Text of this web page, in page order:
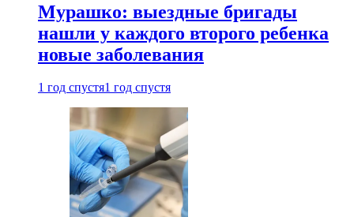
Мурашко: выездные бригады
нашли у каждого второго ребенка
новые заболевания
1 год спустя1 год спустя